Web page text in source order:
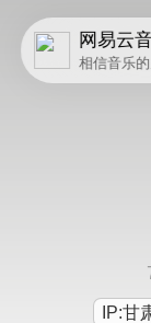
网易云
相信音乐
IP:甘